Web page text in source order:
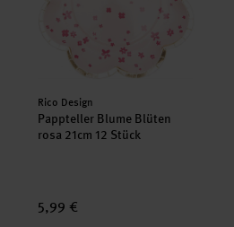
Hersteller:
Rico Design
Pappteller Blume Blüten
rosa 21cm 12 Stück
5,99 €